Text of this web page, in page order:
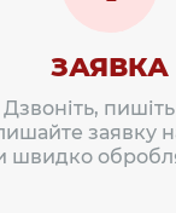
ЗАЯВКА
Дзвоніть,
заявку
швидко